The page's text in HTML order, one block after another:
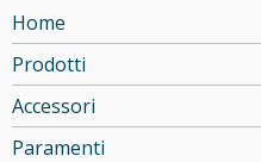
Home
Prodotti
Accessori
Paramenti